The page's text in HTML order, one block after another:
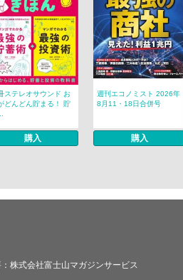
ステレオサウンド お
どんどん貯まる！ 貯
購入
週刊エコノミスト 2026年
8月11・18日合併号
購入
株式会社富士山マガジンサービス